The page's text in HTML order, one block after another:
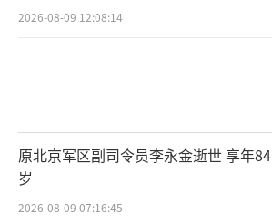
2026-08-09 12:08:14
原北京军区副司令员李永金逝世 享年84
岁
2026-08-09 07:16:45